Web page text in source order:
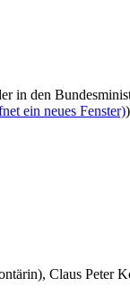
den
ein neues Fenster)
Claus Peter